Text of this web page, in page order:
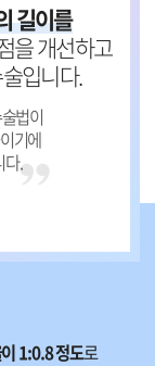
길이를
을 개선하고
입니다.
법이
기에
다.
1:0.8 정도로